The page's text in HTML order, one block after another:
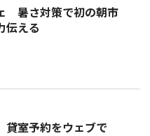
暑さ対策で初の朝市
伝える
室予約をウェブで